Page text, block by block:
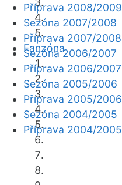
Fanzóna
Příprava 2008/2009
Sezóna 2007/2008
Příprava 2007/2008
Sezóna 2006/2007
Příprava 2006/2007
Sezóna 2005/2006
Příprava 2005/2006
Sezóna 2004/2005
Příprava 2004/2005